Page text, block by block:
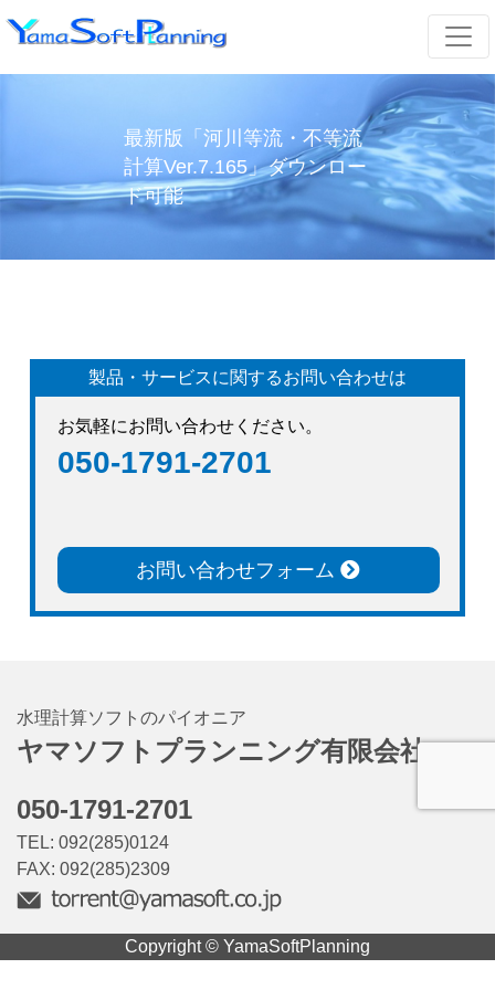
最新版「河川等流・不等流
計算Ver.7.165」ダウンロー
ド可能
製品・サービスに関するお問い合わせは
お気軽にお問い合わせください。
050-1791-2701
お問い合わせフォーム
水理計算ソフトのパイオニア
ヤマソフトプランニング有限会社
050-1791-2701
TEL: 092(285)0124
FAX: 092(285)2309
Copyright © YamaSoftPlanning